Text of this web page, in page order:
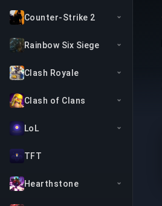
Counter-Strike 2
Rainbow Six Siege
Clash Royale
Clash of Clans
LoL
TFT
Hearthstone